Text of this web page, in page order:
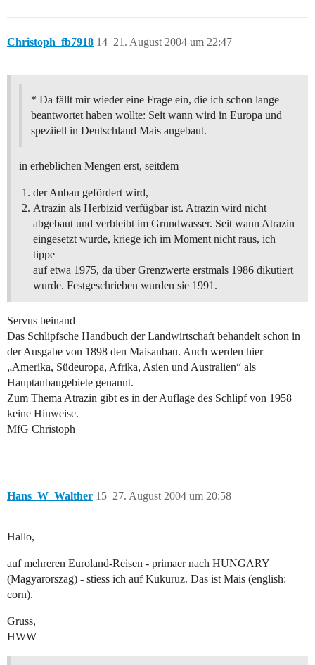
Christoph_fb7918 21. August 2004 um 22:47
14
* Da fällt mir wieder eine Frage ein, die ich schon lange
beantwortet haben wollte: Seit wann wird in Europa und
speziiell in Deutschland Mais angebaut.
in erheblichen Mengen erst, seitdem
der Anbau gefördert wird,
Atrazin als Herbizid verfügbar ist. Atrazin wird nicht
abgebaut und verbleibt im Grundwasser. Seit wann Atrazin
eingesetzt wurde, kriege ich im Moment nicht raus, ich
tippe
auf etwa 1975, da über Grenzwerte erstmals 1986 dikutiert
wurde. Festgeschrieben wurden sie 1991.
Servus beinand
Das Schlipfsche Handbuch der Landwirtschaft behandelt schon in
der Ausgabe von 1898 den Maisanbau. Auch werden hier
„Amerika, Südeuropa, Afrika, Asien und Australien“ als
Hauptanbaugebiete genannt.
Zum Thema Atrazin gibt es in der Auflage des Schlipf von 1958
keine Hinweise.
MfG Christoph
Hans_W_Walther 27. August 2004 um 20:58
15
Hallo,
auf mehreren Euroland-Reisen - primaer nach HUNGARY
(Magyarorszag) - stiess ich auf Kukuruz. Das ist Mais (english:
corn).
Gruss,
HWW